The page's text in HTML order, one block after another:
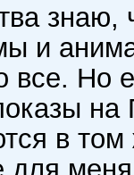
знаю,
и
все. Но
на
в